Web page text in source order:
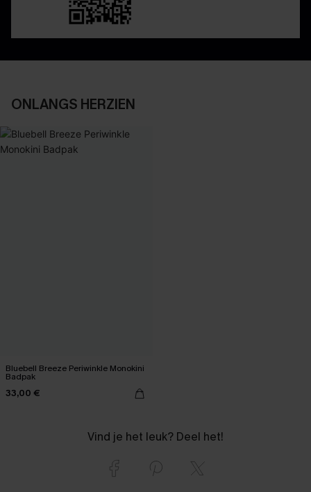
ONLANGS HERZIEN
Bluebell Breeze Periwinkle Monokini
Badpak
33,00 €
Vind je het leuk? Deel het!